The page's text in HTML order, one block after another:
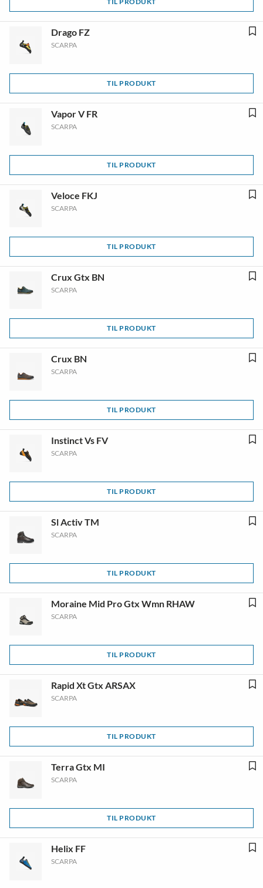
Drago FZ
SCARPA
TIL PRODUKT
Vapor V FR
SCARPA
TIL PRODUKT
Veloce FKJ
SCARPA
TIL PRODUKT
Crux Gtx BN
SCARPA
TIL PRODUKT
Crux BN
SCARPA
TIL PRODUKT
Instinct Vs FV
SCARPA
TIL PRODUKT
Sl Activ TM
SCARPA
TIL PRODUKT
Moraine Mid Pro Gtx Wmn RHAW
SCARPA
TIL PRODUKT
Rapid Xt Gtx ARSAX
SCARPA
TIL PRODUKT
Terra Gtx MI
SCARPA
TIL PRODUKT
Helix FF
SCARPA